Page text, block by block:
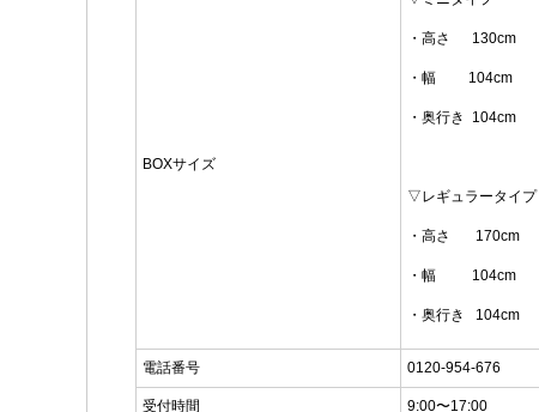
BOXサイズ
・高さ 130cm
・幅 104cm
・奥行き 104cm
▽レギュラータイプ
・高さ 170cm
・幅 104cm
・奥行き 104cm
電話番号 0120-954-676
受付時間 9:00〜17:00